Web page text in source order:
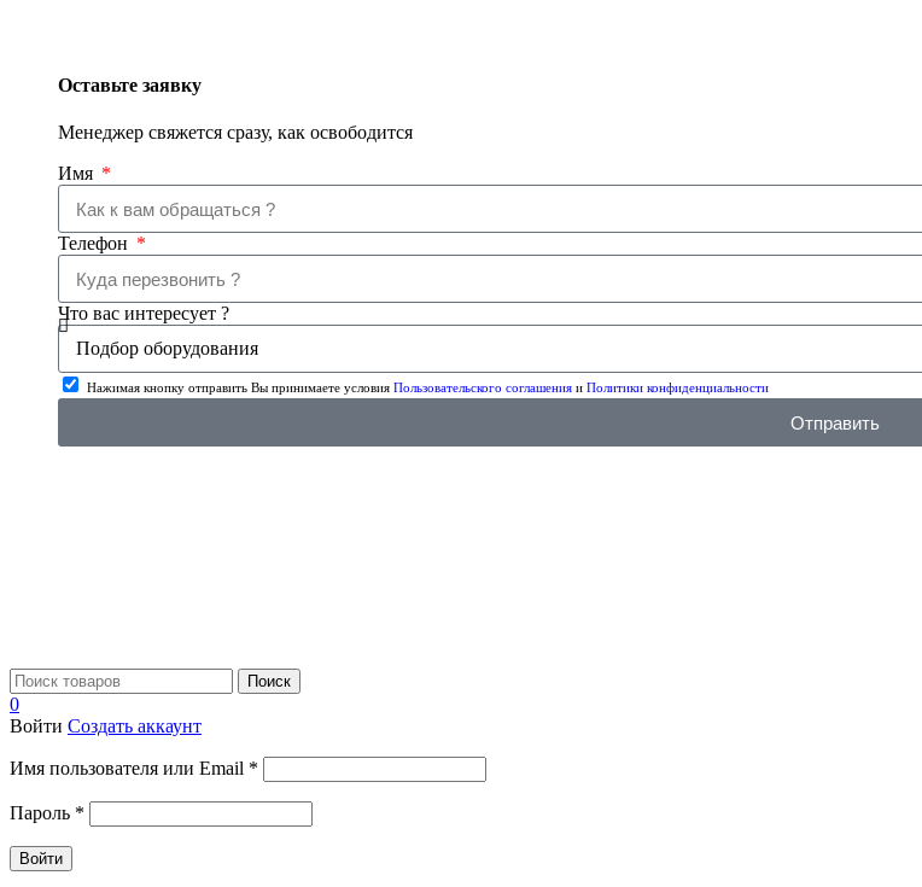
Оставьте заявку
Менеджер свяжется сразу, как освободится
Имя
Телефон
Что вас интересует ?
Нажимая кнопку отправить Вы принимаете условия Пользовательского соглашения и Политики конфиденциальности
Отправить
Поиск
0
Войти Создать аккаунт
Имя пользователя или Email *
Пароль *
Войти